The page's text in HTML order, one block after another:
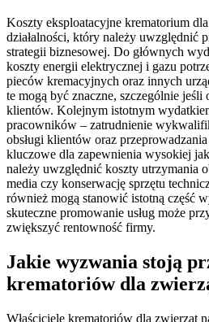
Koszty eksploatacyjne krematorium
działalności, który należy uwzględnić
strategii biznesowej. Do głównych
koszty energii elektrycznej i gazu
pieców kremacyjnych oraz innych
te mogą być znaczne, szczególnie jeśli
klientów. Kolejnym istotnym
pracowników – zatrudnienie
obsługi klientów oraz
kluczowe dla zapewnienia wysokiej
należy uwzględnić koszty utrzymania
media czy konserwację sprzętu
również mogą stanowić istotną część
skuteczne promowanie usług może
zwiększyć rentowność firmy.
Jakie wyzwania stoją
krematoriów dla
Właściciele krematoriów dla zwierząt